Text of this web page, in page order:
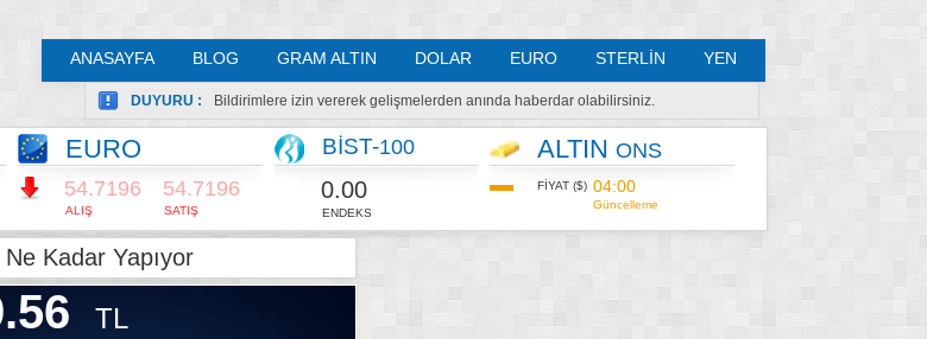
ANASAYFA BLOG GRAM ALTIN DOLAR EURO STERLİN YEN
DUYURU : Bildirimlere izin vererek gelişmelerden anında haberdar olabilirsiniz.
EURO
54.7196
ALIŞ
54.7196
SATIŞ
BİST-100
0.00
ENDEKS
ALTIN ONS
FİYAT ($) 04:00
Güncelleme
Kadar Yapıyor
TL